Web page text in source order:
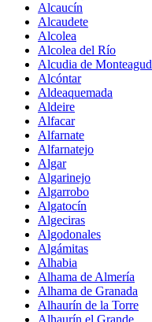
Alcaucín
Alcaudete
Alcolea
Alcolea del Río
Alcudia de Monteagud
Alcóntar
Aldeaquemada
Aldeire
Alfacar
Alfarnate
Alfarnatejo
Algar
Algarinejo
Algarrobo
Algatocín
Algeciras
Algodonales
Algámitas
Alhabia
Alhama de Almería
Alhama de Granada
Alhaurín de la Torre
Alhaurín el Grande